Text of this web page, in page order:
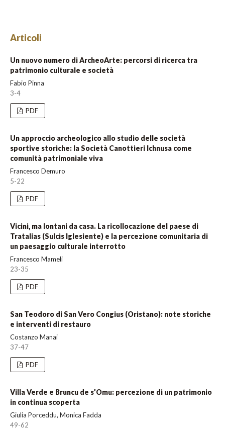
Articoli
Un nuovo numero di ArcheoArte: percorsi di ricerca tra
patrimonio culturale e società
Fabio Pinna
3-4
PDF
Un approccio archeologico allo studio delle società
sportive storiche: la Società Canottieri Ichnusa come
comunità patrimoniale viva
Francesco Demuro
5-22
PDF
Vicini, ma lontani da casa. La ricollocazione del paese di
Tratalias (Sulcis Iglesiente) e la percezione comunitaria di
un paesaggio culturale interrotto
Francesco Mameli
23-35
PDF
San Teodoro di San Vero Congius (Oristano): note storiche
e interventi di restauro
Costanzo Manai
37-47
PDF
Villa Verde e Bruncu de s’Omu: percezione di un patrimonio
in continua scoperta
Giulia Porceddu, Monica Fadda
49-62